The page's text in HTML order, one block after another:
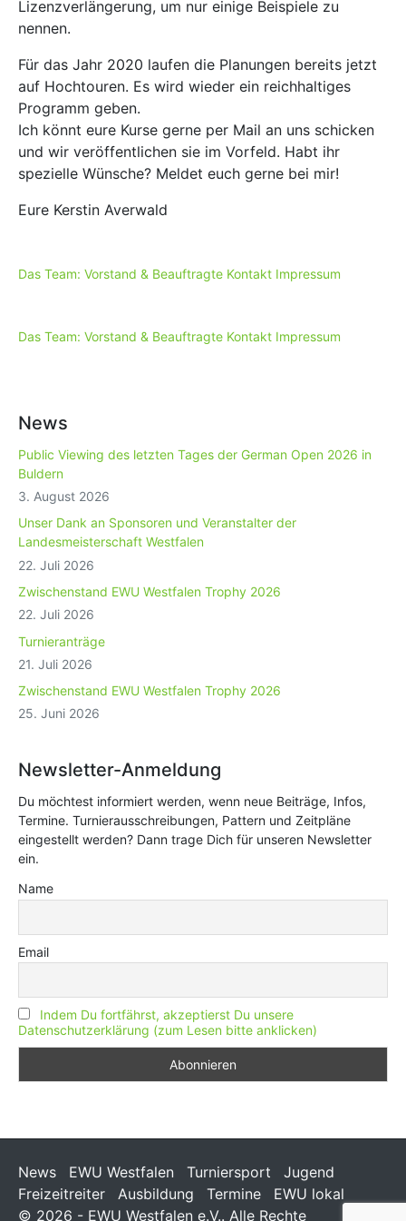
Lizenzverlängerung, um nur einige Beispiele zu
nennen.
Für das Jahr 2020 laufen die Planungen bereits jetzt
auf Hochtouren. Es wird wieder ein reichhaltiges
Programm geben.
Ich könnt eure Kurse gerne per Mail an uns schicken
und wir veröffentlichen sie im Vorfeld. Habt ihr
spezielle Wünsche? Meldet euch gerne bei mir!
Eure Kerstin Averwald
Das Team: Vorstand & Beauftragte Kontakt Impressum
Das Team: Vorstand & Beauftragte Kontakt Impressum
News
Public Viewing des letzten Tages der German Open 2026 in
Buldern
3. August 2026
Unser Dank an Sponsoren und Veranstalter der
Landesmeisterschaft Westfalen
22. Juli 2026
Zwischenstand EWU Westfalen Trophy 2026
22. Juli 2026
Turnieranträge
21. Juli 2026
Zwischenstand EWU Westfalen Trophy 2026
25. Juni 2026
Newsletter-Anmeldung
Du möchtest informiert werden, wenn neue Beiträge, Infos,
Termine. Turnierausschreibungen, Pattern und Zeitpläne
eingestellt werden? Dann trage Dich für unseren Newsletter
ein.
Name
Email
Indem Du fortfährst, akzeptierst Du unsere
Datenschutzerklärung (zum Lesen bitte anklicken)
News EWU Westfalen Turniersport
Jugend
Freizeitreiter
Ausbildung Termine
EWU lokal
© 2026 - EWU Westfalen e.V.. Alle Rechte